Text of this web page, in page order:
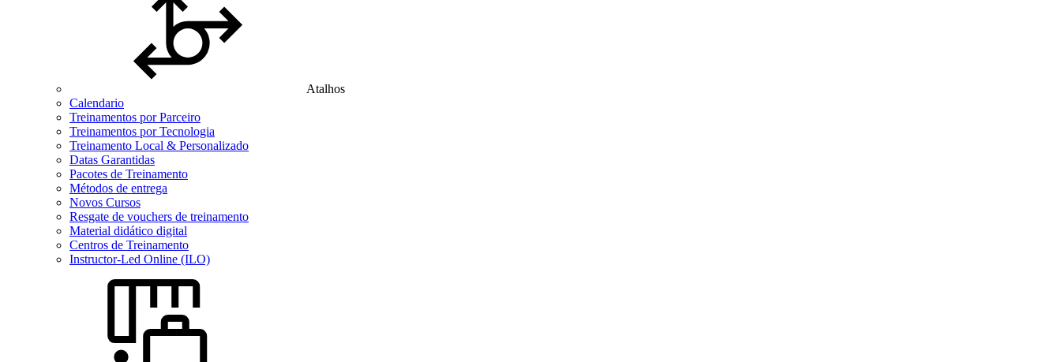
Atalhos
Calendario
Treinamentos por Parceiro
Treinamentos por Tecnologia
Treinamento Local & Personalizado
Datas Garantidas
Pacotes de Treinamento
Métodos de entrega
Novos Cursos
Resgate de vouchers de treinamento
Material didático digital
Centros de Treinamento
Instructor-Led Online (ILO)